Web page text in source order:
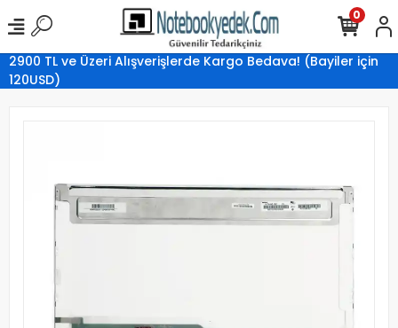
2900 TL ve Üzeri Alışverişlerde Kargo Bedava! (Bayiler için
120USD)
0